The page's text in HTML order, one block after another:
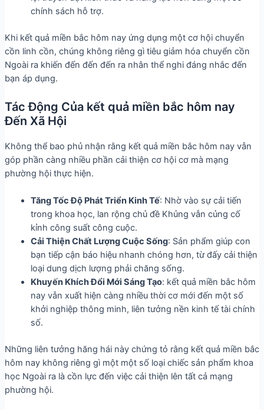
chính sách hỗ trợ.
Khi kết quả miền bắc hôm nay ứng dụng một cơ hội chuyển
cồn linh cồn, chúng không riêng gì tiêu giảm hóa chuyển cồn
Ngoài ra khiến đến đến đến ra nhân thể nghi đáng nhắc đến
bạn áp dụng.
Tác Động Của kết quả miền bắc hôm nay
Đến Xã Hội
Không thể bao phủ nhận rằng kết quả miền bắc hôm nay vẫn
góp phần càng nhiều phần cải thiện cơ hội cơ mà mạng
phường hội thực hiện.
Tăng Tốc Độ Phát Triển Kinh Tế: Nhờ vào sự cải tiến
trong khoa học, lan rộng chủ đề Khủng vẫn củng cố
kỉnh công suất công cuộc.
Cải Thiện Chất Lượng Cuộc Sống: Sản phẩm giúp con
bạn tiếp cận báo hiệu nhanh chóng hơn, từ đấy cải thiện
loại dung dịch lượng phải chăng sống.
Khuyến Khích Đổi Mới Sáng Tạo: kết quả miền bắc hôm
nay vẫn xuất hiện càng nhiều thời cơ mới đến một số
khởi nghiệp thông minh, liên tưởng nền kinh tế tài chính
số.
Những liên tưởng hăng hái này chứng tỏ rằng kết quả miền bắc
hôm nay không riêng gì một một số loại chiếc sản phẩm khoa
học Ngoài ra là cồn lực đến việc cải thiện lên tất cả mạng
phường hội.